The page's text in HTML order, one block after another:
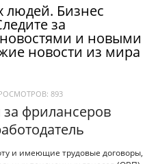
людей. Бизнес
за
и новыми
новости из мира
893
фрилансеров
и имеющие трудовые договоры,